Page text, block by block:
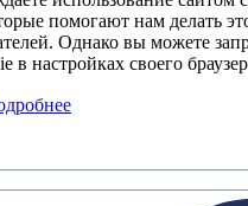
помогают нам делать
Однако вы можете
в настройках своего